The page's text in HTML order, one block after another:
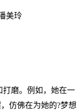
美玲
打磨。例如，她在一
仿佛在为她的?梦想